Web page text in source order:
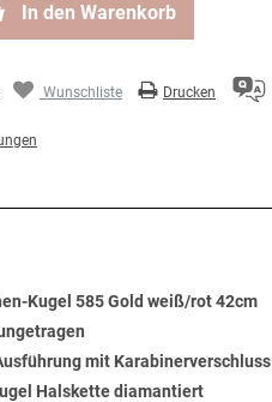
In den Warenkorb
Wunschliste Drucken
Kugel 585 Gold weiß/rot 42cm
mit Karabinerverschluss
Halskette diamantiert